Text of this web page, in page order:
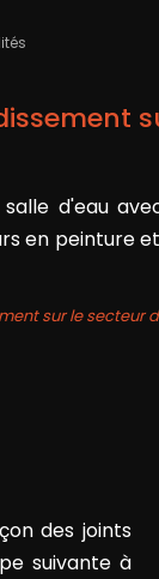
salle d'eau
en peinture
sur le secteur
des joints
suivante à